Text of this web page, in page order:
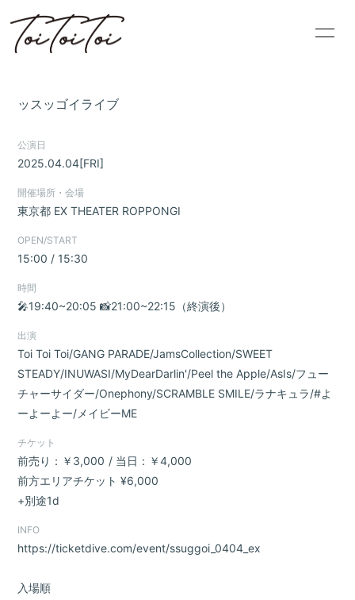
DISCOGRAPHY
VIDEO
MOVIE
ッスッゴイライブ
公演日
2025.04.04[FRI]
開催場所・会場
東京都 EX THEATER ROPPONGI
OPEN/START
15:00 / 15:30
時間
🎤19:40~20:05 📸21:00~22:15（終演後）
出演
Toi Toi Toi/GANG PARADE/JamsCollection/SWEET
STEADY/INUWASI/MyDearDarlin'/Peel the Apple/AsIs/フュー
チャーサイダー/Onephony/SCRAMBLE SMILE/ラナキュラ/#よ
ーよーよー/メイビーME
チケット
前売り：￥3,000
当日：￥4,000
前方エリアチケット ¥6,000
+別途1d
INFO
https://ticketdive.com/event/ssuggoi_0404_ex
入場順